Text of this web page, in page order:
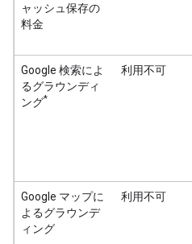
ャッシュ保存の
料金
Google 検索によ
るグラウンディ
ング*
利用不可
Google マップに
よるグラウンデ
ィング
利用不可